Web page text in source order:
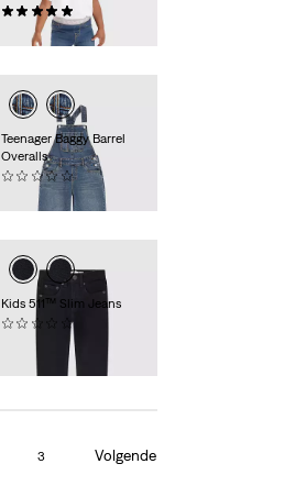
€ 39,95
Teenager Baggy Barrel
Overalls
(0)
€ 69,95
Kids 511™ Slim Jeans
€ 34,95
3 Volgende